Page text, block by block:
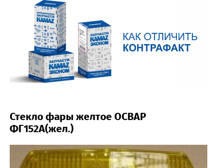
Стекло фары желтое ОСВАР
ФГ152А(жел.)